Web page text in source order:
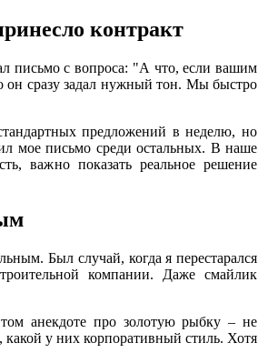
контракт
письмо с вопроса: "А что, если вашим
он сразу задал нужный тон. Мы быстро
предложений в неделю, но
мое письмо среди остальных. В наше
важно показать реальное решение
Был случай, когда я перестарался
компании. Даже смайлик
анекдоте про золотую рыбку – не
у них корпоративный стиль. Хотя